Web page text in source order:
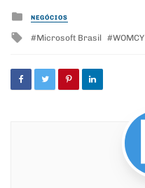
Posted
in
NEGÓCIOS
Tagged
Microsoft Brasil WOMCY